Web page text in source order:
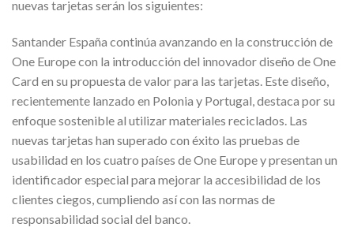
nuevas tarjetas serán los siguientes:
Santander España continúa avanzando en la construcción de
One Europe con la introducción del innovador diseño de One
Card en su propuesta de valor para las tarjetas. Este diseño,
recientemente lanzado en Polonia y Portugal, destaca por su
enfoque sostenible al utilizar materiales reciclados. Las
nuevas tarjetas han superado con éxito las pruebas de
usabilidad en los cuatro países de One Europe y presentan un
identificador especial para mejorar la accesibilidad de los
clientes ciegos, cumpliendo así con las normas de
responsabilidad social del banco.